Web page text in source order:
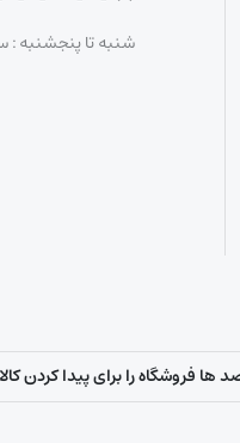
شنبه تا پنجشنبه : ساعت
فروشگاه را برای پیدا کردن